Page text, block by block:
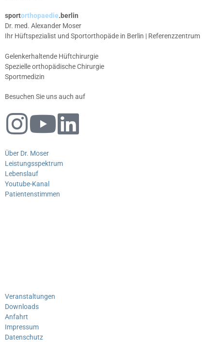
sportorthopaedie.berlin
Dr. med. Alexander Moser
Ihr Hüftspezialist und Sportorthopäde in Berlin | Referenzzentrum
Gelenkerhaltende Hüftchirurgie
Spezielle orthopädische Chirurgie
Sportmedizin
Besuchen Sie uns auch auf
Über Dr. Moser
Leistungsspektrum
Lebenslauf
Youtube-Kanal
Patientenstimmen
Veranstaltungen
Downloads
Anfahrt
Impressum
Datenschutz